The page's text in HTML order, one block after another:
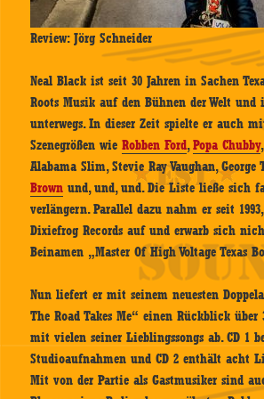
Review: Jörg Schneider
Neal Black ist seit 30 Jahren in Sachen
Roots Musik auf den Bühnen der Welt und
unterwegs. In dieser Zeit spielte er auch
Szenegrößen wieRobben Ford,Popa Chubby
Alabama Slim, Stevie Ray Vaughan, George
Brown und, und, und. Die Liste ließe sich
verlängern. Parallel dazu nahm er seit
Dixiefrog Records auf und erwarb sich
Beinamen „Master Of High Voltage Texas
Nun liefert er mit seinem neuesten
The Road Takes Me“ einen Rückblick über
mit vielen seiner Lieblingssongs ab. CD 1
Studioaufnahmen und CD 2 enthält acht
Mit von der Partie als Gastmusiker sind